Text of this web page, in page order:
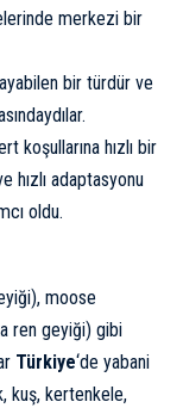
merkezi bir
bir türdür ve
koşullarına hızlı bir
hızlı adaptasyonu
oldu.
moose
ren geyiği) gibi
Türkiye‘de yabani
kuş, kertenkele,